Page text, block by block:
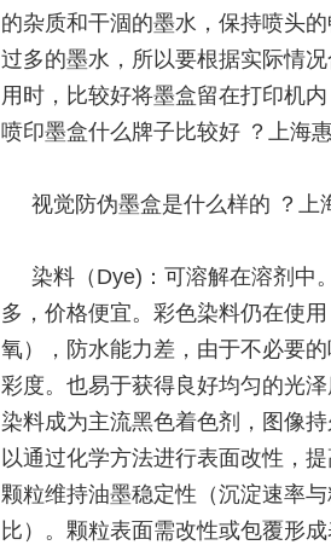
的杂质和干涸的墨水，保持喷头
过多的墨水，所以要根据实际情
用时，比较好将墨盒留在打印机
喷印墨盒什么牌子比较好 ？上海
视觉防伪墨盒是什么样的 ？上
染料（Dye)：可溶解在溶剂中
多，价格便宜。彩色染料仍在使
氧），防水能力差，由于不必要
彩度。也易于获得良好均匀的光
染料成为主流黑色着色剂，图像
以通过化学方法进行表面改性，
颗粒维持油墨稳定性（沉淀速率
比）。颗粒表面需改性或包覆形